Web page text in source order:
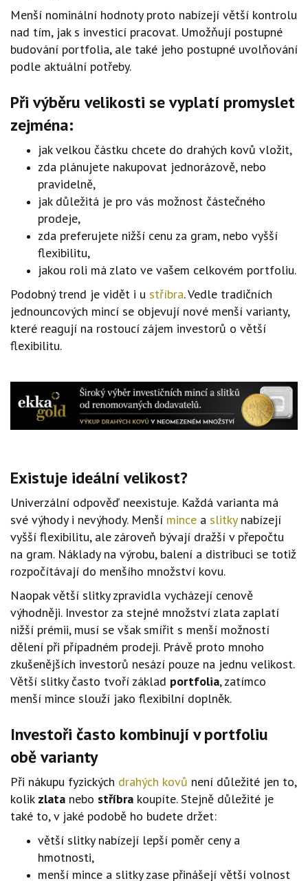
Menší nominální hodnoty proto nabízejí větší kontrolu
nad tím, jak s investicí pracovat. Umožňují postupné
budování portfolia, ale také jeho postupné uvolňování
podle aktuální potřeby.
Při výběru velikosti se vyplatí promyslet
zejména:
jak velkou částku chcete do drahých kovů vložit,
zda plánujete nakupovat jednorázově, nebo
pravidelně,
jak důležitá je pro vás možnost částečného
prodeje,
zda preferujete nižší cenu za gram, nebo vyšší
flexibilitu,
jakou roli má zlato ve vašem celkovém portfoliu.
Podobný trend je vidět i u stříbra. Vedle tradičních
jednouncových mincí se objevují nové menší varianty,
které reagují na rostoucí zájem investorů o větší
flexibilitu.
Existuje ideální velikost?
Univerzální odpověď neexistuje. Každá varianta má
své výhody i nevýhody. Menší mince a slitky nabízejí
vyšší flexibilitu, ale zároveň bývají dražší v přepočtu
na gram. Náklady na výrobu, balení a distribuci se totiž
rozpočítávají do menšího množství kovu.
Naopak větší slitky zpravidla vycházejí cenově
výhodněji. Investor za stejné množství zlata zaplatí
nižší prémii, musí se však smířit s menší možností
dělení při případném prodeji. Právě proto mnoho
zkušenějších investorů nesází pouze na jednu velikost.
Větší slitky často tvoří základ portfolia, zatímco
menší mince slouží jako flexibilní doplněk.
Investoři často kombinují v portfoliu
obě varianty
Při nákupu fyzických drahých kovů není důležité jen to,
kolik zlata nebo stříbra koupíte. Stejně důležité je
také to, v jaké podobě ho budete držet:
větší slitky nabízejí lepší poměr ceny a
hmotnosti,
menší mince a slitky zase přinášejí větší volnost